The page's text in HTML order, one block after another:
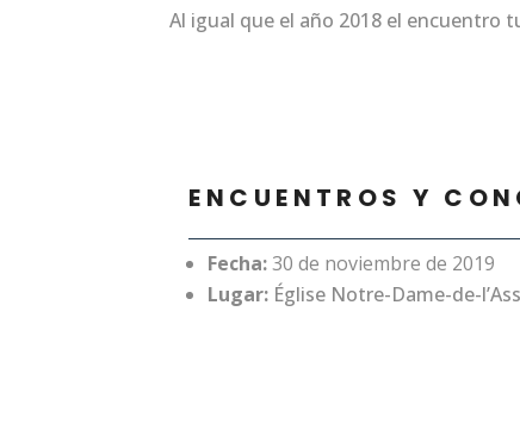
Al igual que el año 2018 el
ENCUENTROS Y
Fecha: 30 de noviembre de 2019
Lugar: Église Notre-Dame-de-